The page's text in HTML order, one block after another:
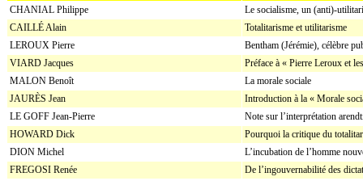
CHANIAL Philippe
Le socialisme, un (anti)-
CAILLÉ Alain
Totalitarisme et utilitarisme
LEROUX Pierre
Bentham (Jérémie), célèbre
VIARD Jacques
Préface à « Pierre Leroux et
MALON Benoît
La morale sociale
JAURÈS Jean
Introduction à la « Morale
LE GOFF Jean-Pierre
Note sur l’interprétation
HOWARD Dick
Pourquoi la critique du
DION Michel
L’incubation de l’homme
FREGOSI Renée
De l’ingouvernabilité des